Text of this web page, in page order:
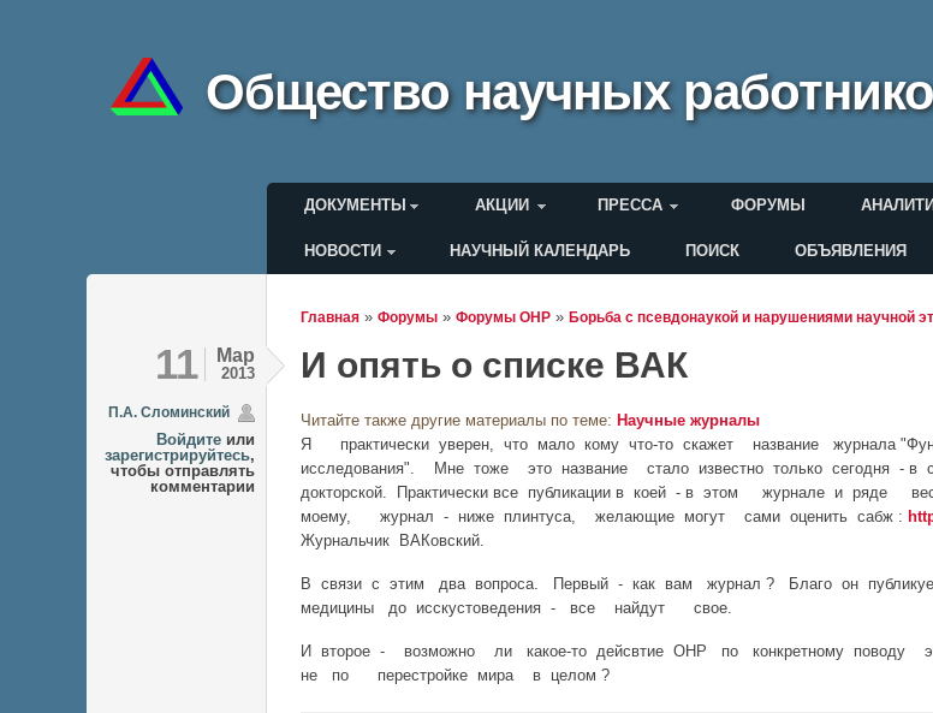
Общество научных
Главное меню
ДОКУМЕНТЫ АКЦИИ ПРЕССА ФОРУМЫ
Меню пользователя
НОВОСТИ НАУЧНЫЙ КАЛЕНДАРЬ ПОИСК ОБЪЯВЛЕНИЯ
Вы здесь
Главная » Форумы » Форумы ОНР » Борьба с псевдонаукой и нарушениями научной
11 Мар
2013
П.А. Сломинский
Войдите или
зарегистрируйтесь,
чтобы отправлять
комментарии
И опять о списке ВАК
Читайте также другие материалы по теме: Научные журналы
Я практически уверен, что мало кому что-то скажет название журнала
исследования". Мне тоже это название стало известно только сегодня - в
докторской. Практически все публикации в коей - в этом журнале и ряде
моему, журнал - ниже плинтуса, желающие могут сами оценить сабж :
Журнальчик ВАКовский.
В связи с этим два вопроса. Первый - как вам журнал ? Благо он
медицины до исскустоведения - все найдут свое.
И второе - возможно ли какое-то дейсвтие ОНР по конкретному поводу
не по перестройке мира в целом ?